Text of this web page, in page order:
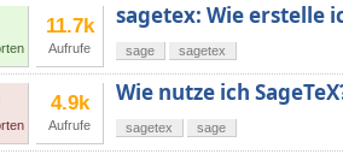
11.7k
Aufrufe
sagetex: Wie erstelle
sage sagetex
4.9k
Aufrufe
Wie nutze ich
sagetex sage